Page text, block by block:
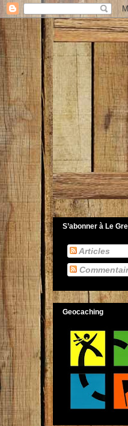
S’abonner à Le
Articles
Geocaching